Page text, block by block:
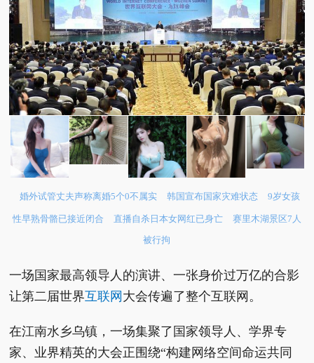
婚外试管丈夫声称离婚5个0不属实 韩国宣布国家灾难状态 9岁女孩
性早熟骨骼已接近闭合 直播自杀日本女网红已身亡
赛里木湖景区7人
被行拘
一场国家最高领导人的演讲、一张身价过万亿的合影
让第二届世界互联网 大会传遍了整个互联网。
在江南水乡乌镇，一场集聚了国家领导人、学界专
家、业界精英的大会正围绕“构建网络空间命运共同